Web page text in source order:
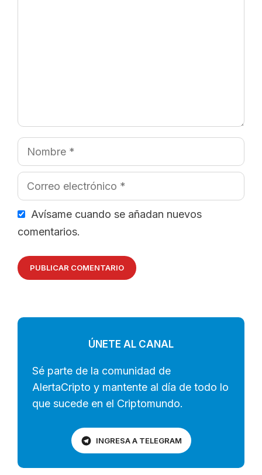
Nombre
Correo
electrónico
Avísame cuando se añadan nuevos
comentarios.
ÚNETE AL CANAL
Sé parte de la comunidad de
AlertaCripto y mantente al día de todo lo
que sucede en el Criptomundo.
INGRESA A TELEGRAM